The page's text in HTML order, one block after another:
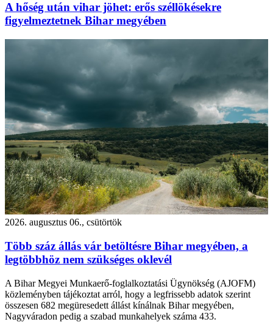
A hőség után vihar jöhet: erős széllökésekre
figyelmeztetnek Bihar megyében
2026. augusztus 06., csütörtök
Több száz állás vár betöltésre Bihar megyében, a
legtöbbhöz nem szükséges oklevél
A Bihar Megyei Munkaerő-foglalkoztatási Ügynökség (AJOFM)
közleményben tájékoztat arról, hogy a legfrissebb adatok szerint
összesen 682 megüresedett állást kínálnak Bihar megyében,
Nagyváradon pedig a szabad munkahelyek száma 433.